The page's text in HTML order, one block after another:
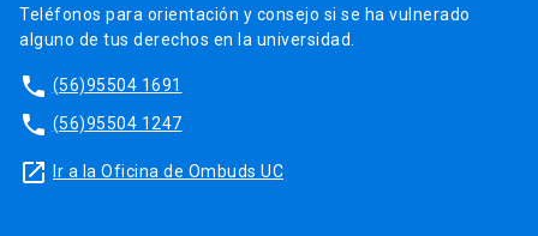
Teléfonos para orientación y consejo si se ha vulnerado
alguno de tus derechos en la universidad.
phone (56)95504 1691
phone (56)95504 1247
launch Ir a la Oficina de Ombuds UC